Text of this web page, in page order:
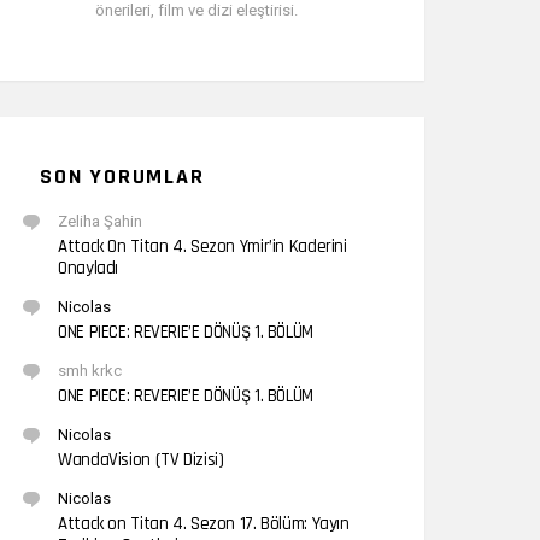
önerileri, film ve dizi eleştirisi.
SON YORUMLAR
Zeliha Şahin
Attack On Titan 4. Sezon Ymir’in Kaderini
Onayladı
Nicolas
ONE PIECE: REVERIE’E DÖNÜŞ 1. BÖLÜM
smh krkc
ONE PIECE: REVERIE’E DÖNÜŞ 1. BÖLÜM
Nicolas
WandaVision (TV Dizisi)
Nicolas
Attack on Titan 4. Sezon 17. Bölüm: Yayın